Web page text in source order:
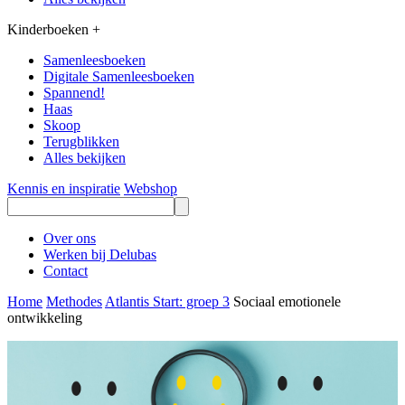
Kinderboeken +
Samenleesboeken
Digitale Samenleesboeken
Spannend!
Haas
Skoop
Terugblikken
Alles bekijken
Kennis en inspiratie Webshop
Over ons
Werken bij Delubas
Contact
Home Methodes Atlantis Start: groep 3 Sociaal emotionele
ontwikkeling